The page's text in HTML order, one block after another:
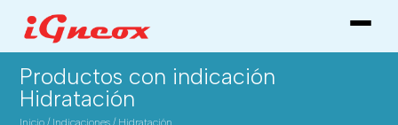
Productos con indicación
Hidratación
Inicio / Indicaciones / Hidratación